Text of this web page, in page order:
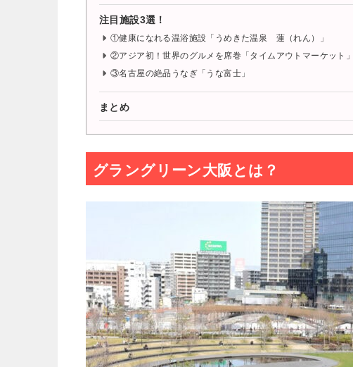
注目施設3選！
①健康になれる温浴施設「うめきた温泉 蓮（れん）」
②アジア初！世界のグルメを席巻「タイムアウトマーケット」
③名古屋の絶品うなぎ「うな富士」
まとめ
グラングリーン大阪とは？